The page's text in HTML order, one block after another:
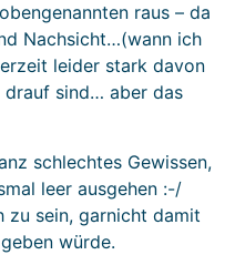
raus – da
Nachsicht…(wann ich
leider stark davon
drauf sind… aber das
schlechtes Gewissen,
leer ausgehen :-/
zu sein, garnicht damit
würde.